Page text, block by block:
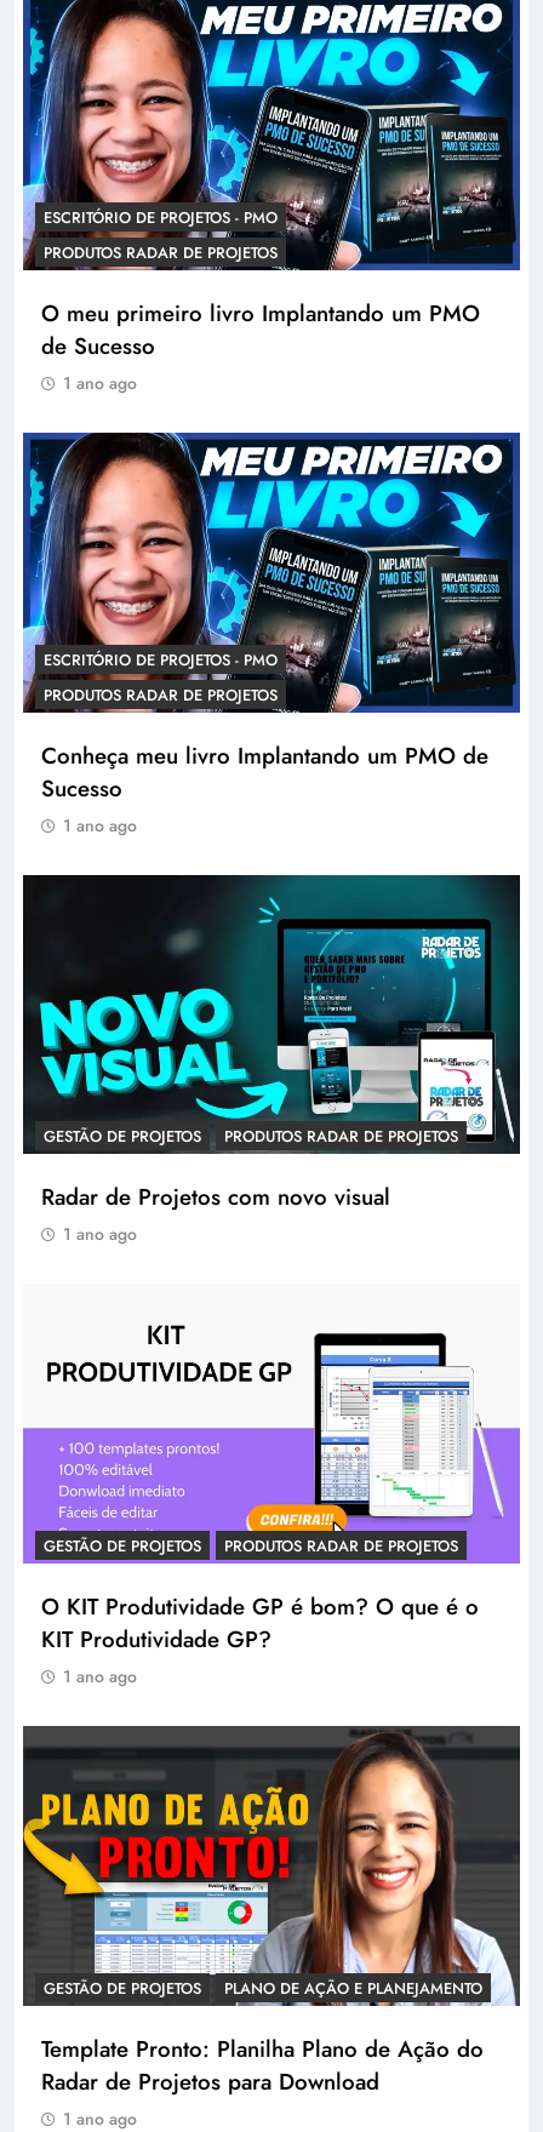
ESCRITÓRIO DE PROJETOS - PMO
PRODUTOS RADAR DE PROJETOS
O meu primeiro livro Implantando um PMO
de Sucesso
1 ano ago
ESCRITÓRIO DE PROJETOS - PMO
PRODUTOS RADAR DE PROJETOS
Conheça meu livro Implantando um PMO de
Sucesso
1 ano ago
GESTÃO DE PROJETOS PRODUTOS RADAR DE PROJETOS
Radar de Projetos com novo visual
1 ano ago
GESTÃO DE PROJETOS PRODUTOS RADAR DE PROJETOS
O KIT Produtividade GP é bom? O que é o
KIT Produtividade GP?
1 ano ago
GESTÃO DE PROJETOS PLANO DE AÇÃO E PLANEJAMENTO
Template Pronto: Planilha Plano de Ação do
Radar de Projetos para Download
1 ano ago